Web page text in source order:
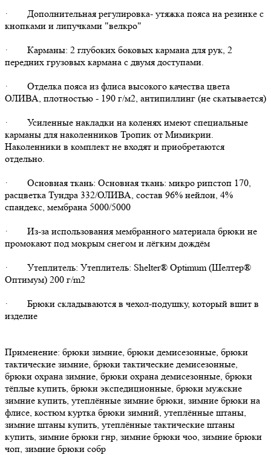
· Дополнительная регулировка- утяжка пояса на резинке с
кнопками и липучками "велкро"
· Карманы: 2 глубоких боковых кармана для рук, 2
передних грузовых кармана с двумя доступами.
· Отделка пояса из флиса высокого качества цвета
ОЛИВА, плотностью - 190 г/м2, антипиллинг (не скатывается)
· Усиленные накладки на коленях имеют специальные
карманы для наколенников Тропик от Мимикрии.
Наколенники в комплект не входят и приобретаются
отдельно.
· Основная ткань: Основная ткань: микро рипстоп 170,
расцветка Тундра 332/ОЛИВА, состав 96% нейлон, 4%
спандекс, мембрана 5000/5000
· Из-за использования мембранного материала брюки не
промокают под мокрым снегом и лёгким дождём
· Утеплитель: Утеплитель: Shelter® Оptimum (Шелтер®
Оптимум) 200 г/m2
· Брюки складываются в чехол-подушку, который вшит в
изделие
Применение: брюки зимние, брюки демисезонные, брюки
тактические зимние, брюки тактические демисезонные,
брюки охрана зимние, брюки охрана демисезонные, брюки
тёплые купить, брюки экспедиционные, брюки мужские
зимние купить, утеплённые зимние брюки, зимние брюки на
флисе, костюм куртка брюки зимний, утеплённые штаны,
зимние штаны купить, утеплённые тактические штаны
купить, зимние брюки гнр, зимние брюки чоо, зимние брюки
чоп, зимние брюки собр